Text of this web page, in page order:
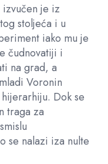
je iz
stoljeća i u
iako mu je
čudnovatiji i
na grad, a
Voronin
Dok se
traga za
se nalazi iza nulte